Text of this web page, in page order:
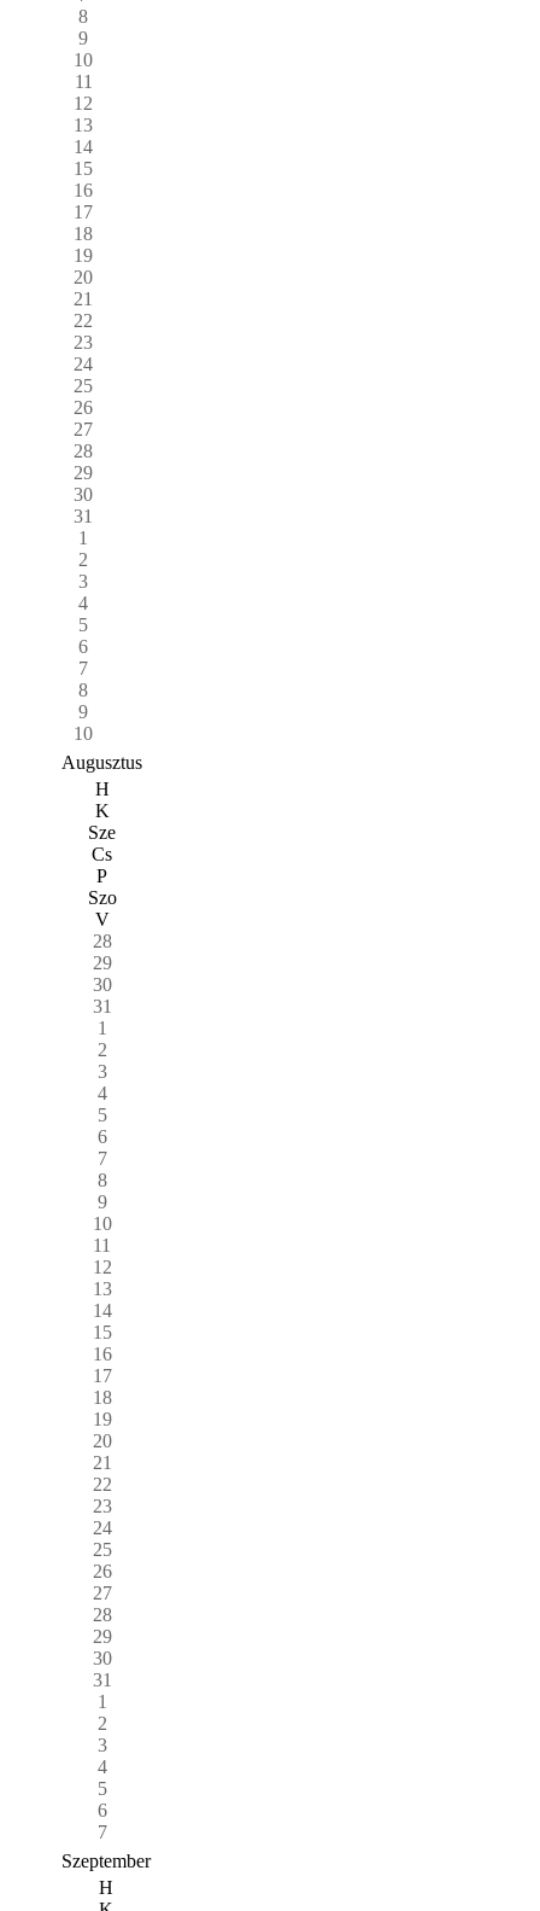
8
9
10
11
12
13
14
15
16
17
18
19
20
21
22
23
24
25
26
27
28
29
30
31
1
2
3
4
5
6
7
8
9
10
Augusztus
H
K
Sze
Cs
P
Szo
V
28
29
30
31
1
2
3
4
5
6
7
8
9
10
11
12
13
14
15
16
17
18
19
20
21
22
23
24
25
26
27
28
29
30
31
1
2
3
4
5
6
7
Szeptember
H